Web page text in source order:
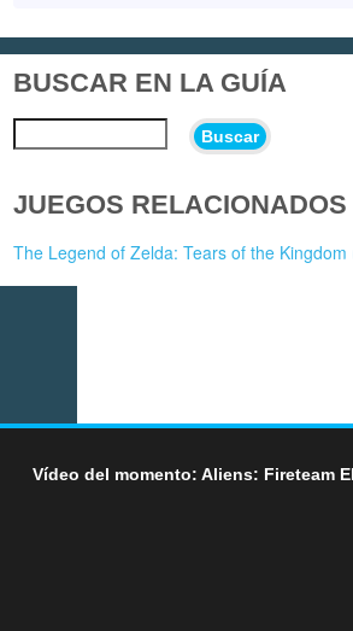
BUSCAR EN LA GUÍA
Buscar
JUEGOS RELACIONADOS
The Legend of Zelda: Tears of the Kingdom
Vídeo del momento: Aliens: Fireteam